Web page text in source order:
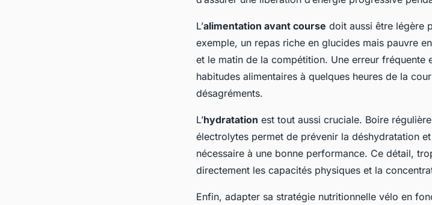
L’alimentation avant course doit aussi être légère
exemple, un repas riche en glucides mais pauvre
et le matin de la compétition. Une erreur fréquente
habitudes alimentaires à quelques heures de la
désagréments.
L’hydratation est tout aussi cruciale. Boire
électrolytes permet de prévenir la déshydratation
nécessaire à une bonne performance. Ce détail,
directement les capacités physiques et la
Enfin, adapter sa stratégie nutritionnelle vélo en